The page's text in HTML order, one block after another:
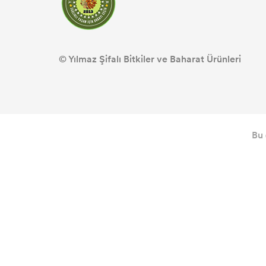
© Yılmaz Şifalı Bitkiler ve Baharat Ürünleri